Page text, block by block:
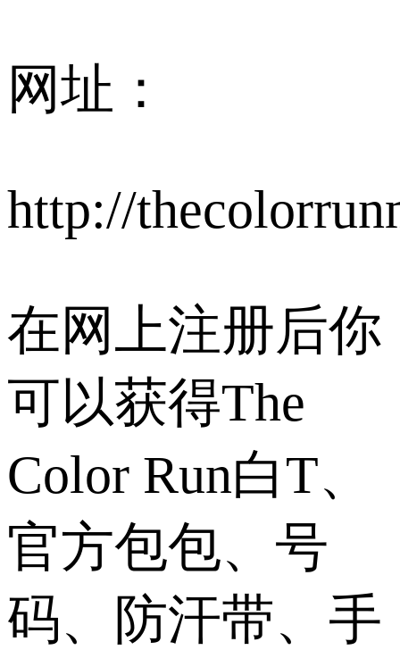
网址：
http://
在网上注册后你
可以获得The
Color Run白T、
官方包包、号
码、防汗带、手